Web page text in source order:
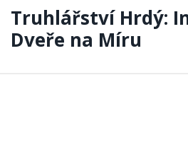
Truhlářství Hrdý:
Dveře na Míru